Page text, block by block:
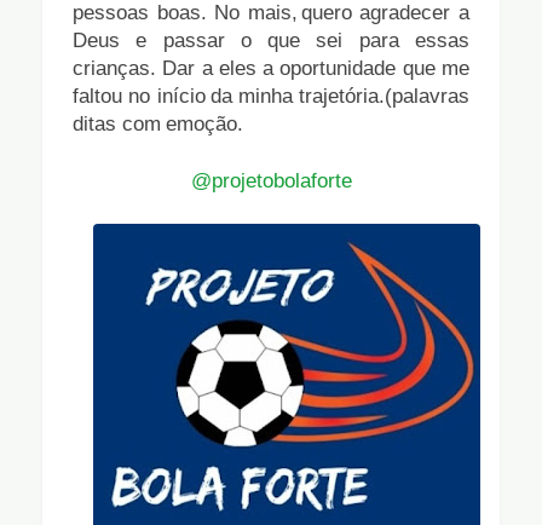
pessoas boas. No mais, quero agradecer a
Deus e passar o que sei para essas
crianças. Dar a eles a oportunidade que me
faltou no início da minha trajetória.(palavras
ditas com emoção.
@projetobolaforte